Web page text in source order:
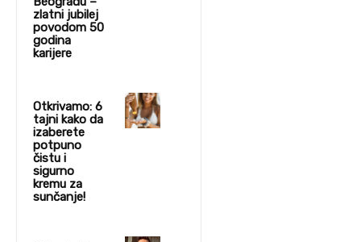
zlatni jubilej
povodom 50
godina
karijere
Otkrivamo: 6
tajni kako da
izaberete
potpuno
čistu i
sigurno
kremu za
sunčanje!